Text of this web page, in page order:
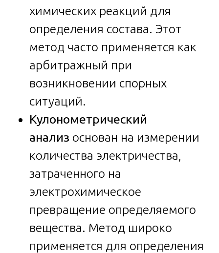
химических реакций для
определения состава. Этот
метод часто применяется как
арбитражный при
возникновении спорных
ситуаций.
Кулонометрический
анализ основан на измерении
количества электричества,
затраченного на
электрохимическое
превращение определяемого
вещества. Метод широко
применяется для определения